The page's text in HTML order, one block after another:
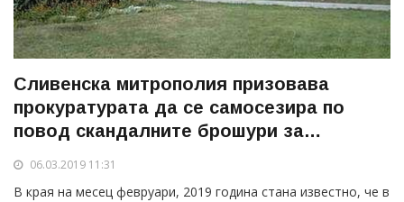
Сливенска митрополия призовава
прокуратурата да се самосезира по
повод скандалните брошури за
06.03.2019 11:31
В края на месец февруари, 2019 година стана известно, че в